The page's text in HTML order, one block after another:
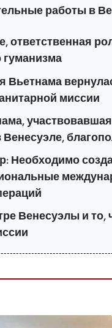
работы в
ответственная
Вьетнама
миссии
Необходимо
Венесуэлы и